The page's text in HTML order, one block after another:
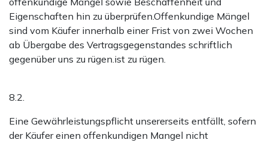
Eigenschaften hin zu überprüfen.Offenkundige Mängel
sind vom Käufer innerhalb einer Frist von zwei Wochen
ab Übergabe des Vertragsgegenstandes schriftlich
gegenüber uns zu rügen.ist zu rügen.
8.2.
Eine Gewährleistungspflicht unsererseits entfällt, sofern
der Käufer einen offenkundigen Mangel nicht